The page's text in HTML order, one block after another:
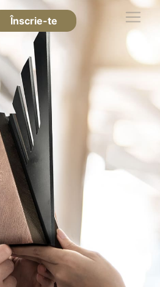
Înscrie-te